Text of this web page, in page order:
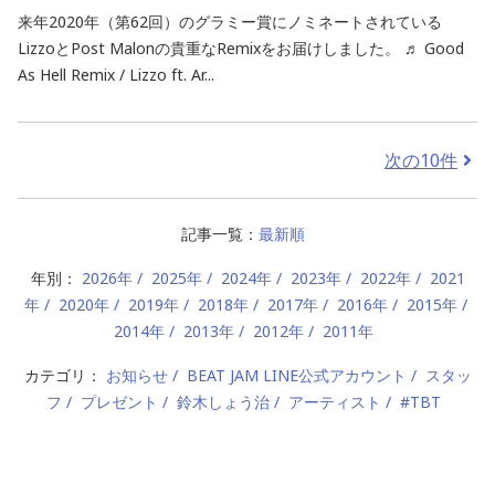
来年2020年（第62回）のグラミー賞にノミネートされている
LizzoとPost Malonの貴重なRemixをお届けしました。 ♬ Good
As Hell Remix / Lizzo ft. Ar...
次の10件
記事一覧： 最新順
年別： 2026年 2025年 2024年 2023年 2022年
2021
年
2020年 2019年 2018年 2017年 2016年
2015年
2014年
2013年 2012年 2011年
カテゴリ： お知らせ BEAT JAM LINE公式アカウント
スタッ
フ
プレゼント 鈴木しょう治 アーティスト #TBT